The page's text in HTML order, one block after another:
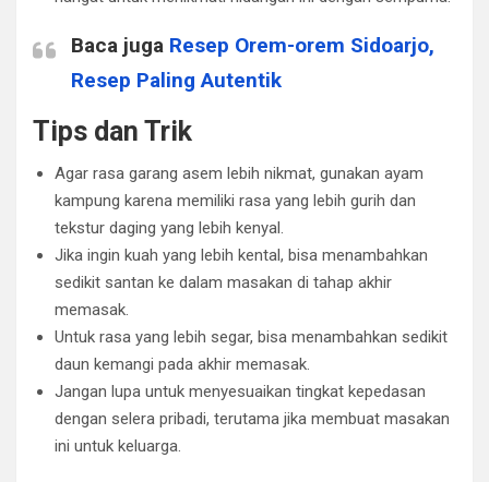
Baca juga Resep Orem-orem Sidoarjo,
Resep Paling Autentik
Tips dan Trik
Agar rasa garang asem lebih nikmat, gunakan ayam
kampung karena memiliki rasa yang lebih gurih dan
tekstur daging yang lebih kenyal.
Jika ingin kuah yang lebih kental, bisa menambahkan
sedikit santan ke dalam masakan di tahap akhir
memasak.
Untuk rasa yang lebih segar, bisa menambahkan sedikit
daun kemangi pada akhir memasak.
Jangan lupa untuk menyesuaikan tingkat kepedasan
dengan selera pribadi, terutama jika membuat masakan
ini untuk keluarga.